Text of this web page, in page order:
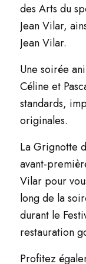
des Arts du
Jean Vilar,
Jean Vilar.
Une soirée
Céline et
standards,
originales.
La Grignotte
avant-
Vilar pour
long de la
durant le
restauration
Profitez